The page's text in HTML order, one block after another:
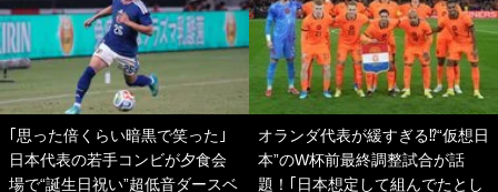
｢思った倍くらい暗黒で笑った｣
日本代表の若手コンビが夕食会
場で“誕生日祝い”超低音ダースベ
オランダ代表が緩すぎる⁉“仮想日
本”のW杯前最終調整試合が話
題！｢日本想定して組んでたとし